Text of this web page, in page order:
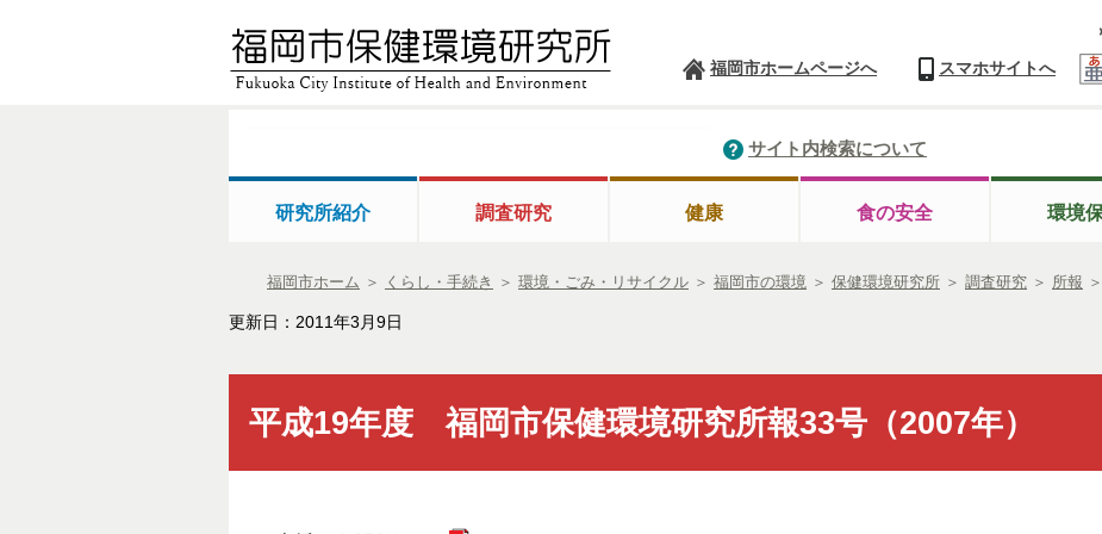
福岡市ホームページへ スマホサイトへ
サイト内検索について
研究所紹介 調査研究 健康 食の安全 環境
福岡市ホーム ＞ くらし・手続き ＞ 環境・ごみ・リサイクル ＞ 福岡市の環境 ＞ 保健環境研究所 ＞ 調査研究 ＞ 所報 ＞
更新日：2011年3月9日
平成19年度 福岡市保健環境研究所報33号（2007年）